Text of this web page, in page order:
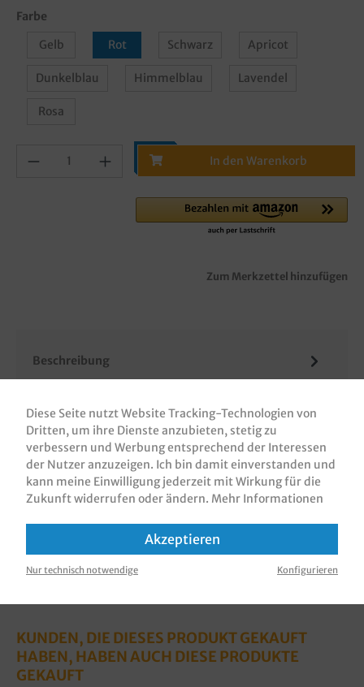
Farbe
Gelb
Rot Schwarz Apricot
Dunkelblau Himmelblau Lavendel
Rosa
In den Warenkorb
Zum Merkzettel hinzufügen
Beschreibung
vollflächig bedruckt in versch…Mehr
Bewertungen
Informationen zur Produktsicherheit
KUNDEN, DIE DIESES PRODUKT GEKAUFT
HABEN, HABEN AUCH DIESE PRODUKTE
GEKAUFT
Diese Seite nutzt Website Tracking-Technologien von
Dritten, um ihre Dienste anzubieten, stetig zu
verbessern und Werbung entsprechend der Interessen
der Nutzer anzuzeigen. Ich bin damit einverstanden und
kann meine Einwilligung jederzeit mit Wirkung für die
Zukunft widerrufen oder ändern. Mehr Informationen
Akzeptieren
Nur technisch notwendige Konfigurieren